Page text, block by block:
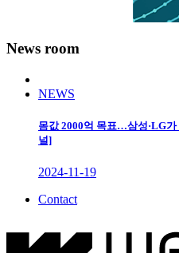
News room
NEWS
몸값 2000억 목표…삼성·LG
널]
2024-11-19
Contact